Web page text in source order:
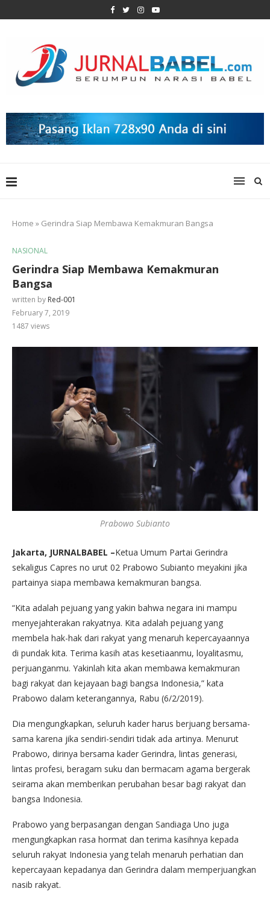
Home » Gerindra Siap Membawa Kemakmuran Bangsa
NASIONAL
Gerindra Siap Membawa Kemakmuran
Bangsa
written by Red-001
February 7, 2019
1487 views
Prabowo Subianto
Jakarta, JURNALBABEL –Ketua Umum Partai Gerindra
sekaligus Capres no urut 02 Prabowo Subianto meyakini jika
partainya siapa membawa kemakmuran bangsa.
“Kita adalah pejuang yang yakin bahwa negara ini mampu
menyejahterakan rakyatnya. Kita adalah pejuang yang
membela hak-hak dari rakyat yang menaruh kepercayaannya
di pundak kita. Terima kasih atas kesetiaanmu, loyalitasmu,
perjuanganmu. Yakinlah kita akan membawa kemakmuran
bagi rakyat dan kejayaan bagi bangsa Indonesia,” kata
Prabowo dalam keterangannya, Rabu (6/2/2019).
Dia mengungkapkan, seluruh kader harus berjuang bersama-
sama karena jika sendiri-sendiri tidak ada artinya. Menurut
Prabowo, dirinya bersama kader Gerindra, lintas generasi,
lintas profesi, beragam suku dan bermacam agama bergerak
seirama akan memberikan perubahan besar bagi rakyat dan
bangsa Indonesia.
Prabowo yang berpasangan dengan Sandiaga Uno juga
mengungkapkan rasa hormat dan terima kasihnya kepada
seluruh rakyat Indonesia yang telah menaruh perhatian dan
kepercayaan kepadanya dan Gerindra dalam memperjuangkan
nasib rakyat.